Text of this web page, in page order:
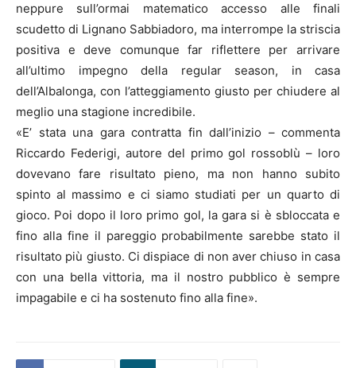
neppure sull’ormai matematico accesso alle finali
scudetto di Lignano Sabbiadoro, ma interrompe la striscia
positiva e deve comunque far riflettere per arrivare
all’ultimo impegno della regular season, in casa
dell’Albalonga, con l’atteggiamento giusto per chiudere al
meglio una stagione incredibile.
«E’ stata una gara contratta fin dall’inizio – commenta
Riccardo Federigi, autore del primo gol rossoblù – loro
dovevano fare risultato pieno, ma non hanno subito
spinto al massimo e ci siamo studiati per un quarto di
gioco. Poi dopo il loro primo gol, la gara si è sbloccata e
fino alla fine il pareggio probabilmente sarebbe stato il
risultato più giusto. Ci dispiace di non aver chiuso in casa
con una bella vittoria, ma il nostro pubblico è sempre
impagabile e ci ha sostenuto fino alla fine».